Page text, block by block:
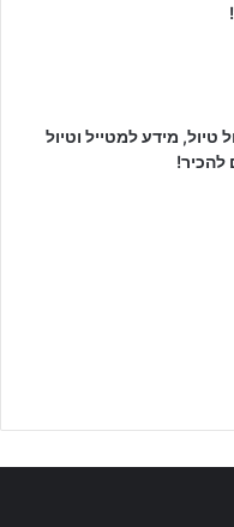
טיול, מידע למטייל וטיול
להכיר!